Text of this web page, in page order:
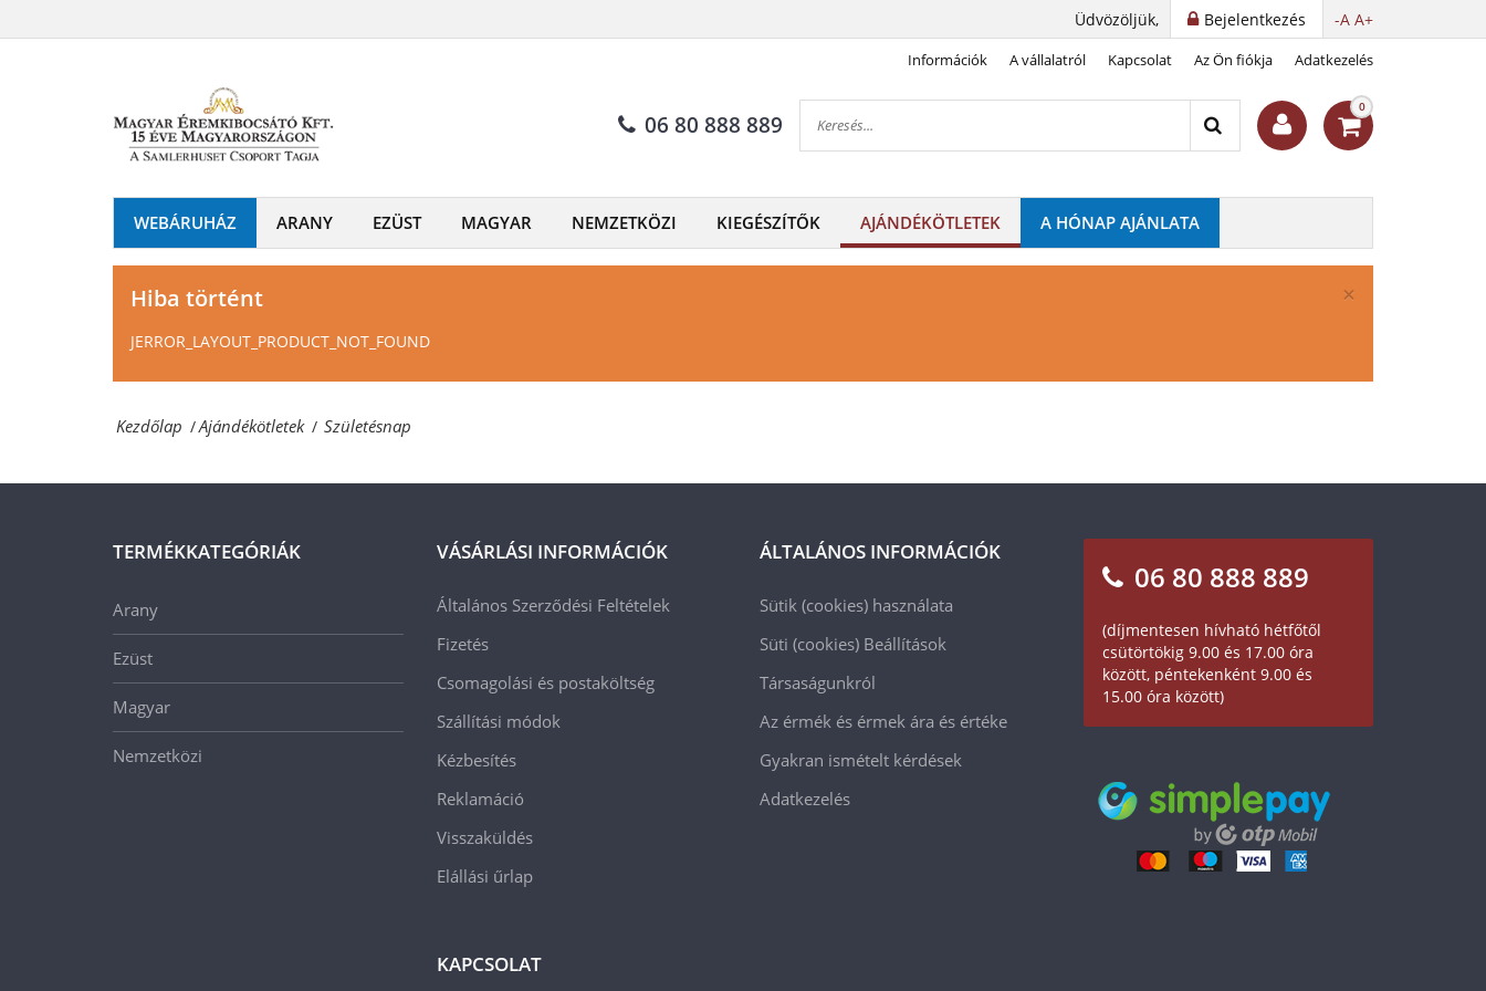
Éremkibocsátó
Kft.
Érmék
és
emlékérmek
-A A+
Bejelentkezés
Üdvözöljük,
Információk A vállalatról Kapcsolat Az Ön fiókja Adatkezelés
06 80 888 889
0
WEBÁRUHÁZ ARANY EZÜST MAGYAR NEMZETKÖZI KIEGÉSZÍTŐK AJÁNDÉKÖTLETEK A HÓNAP AJÁNLATA
×
Hiba történt
JERROR_LAYOUT_PRODUCT_NOT_FOUND
Kezdőlap /Ajándékötletek / Születésnap
TERMÉKKATEGÓRIÁK
Arany
Ezüst
Magyar
Nemzetközi
VÁSÁRLÁSI INFORMÁCIÓK
Általános Szerződési Feltételek
Fizetés
Csomagolási és postaköltség
Szállítási módok
Kézbesítés
Reklamáció
Visszaküldés
Elállási űrlap
KAPCSOLAT
ÁLTALÁNOS INFORMÁCIÓK
Sütik (cookies) használata
Süti (cookies) Beállítások
Társaságunkról
Az érmék és érmek ára és értéke
Gyakran ismételt kérdések
Adatkezelés
06 80 888 889
(díjmentesen hívható hétfőtől
csütörtökig 9.00 és 17.00 óra
között, péntekenként 9.00 és
15.00 óra között)
forgalmazója!